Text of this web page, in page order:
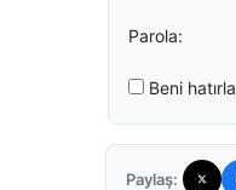
Parola:
Beni hatırla
Paylaş: